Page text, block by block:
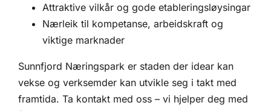
Attraktive vilkår og gode etableringsløysingar
Nærleik til kompetanse, arbeidskraft og
viktige marknader
Sunnfjord Næringspark er staden der idear kan
vekse og verksemder kan utvikle seg i takt med
framtida. Ta kontakt med oss – vi hjelper deg med